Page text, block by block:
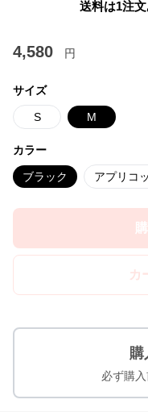
送料は1注文
4,580 円
サイズ
S M
カラー
ブラック アプリコ
カ
購
必ず購入